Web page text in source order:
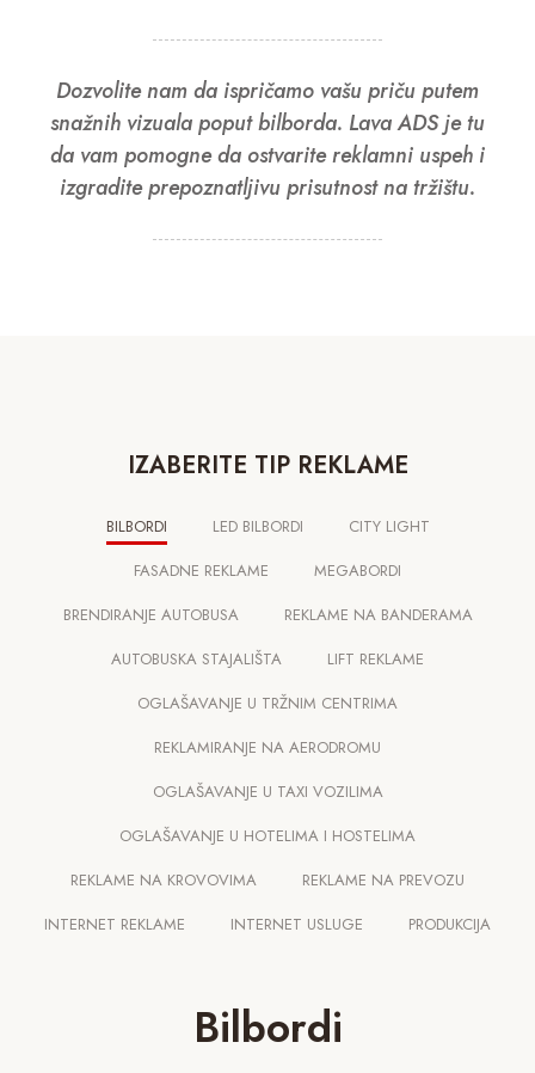
Dozvolite nam da ispričamo vašu priču putem
snažnih vizuala poput bilborda. Lava ADS je tu
da vam pomogne da ostvarite reklamni uspeh i
izgradite prepoznatljivu prisutnost na tržištu.
IZABERITE TIP REKLAME
BILBORDI LED BILBORDI
CITY LIGHT
FASADNE REKLAME
MEGABORDI
BRENDIRANJE AUTOBUSA
REKLAME NA BANDERAMA
AUTOBUSKA STAJALIŠTA
LIFT REKLAME
OGLAŠAVANJE U TRŽNIM CENTRIMA
REKLAMIRANJE NA AERODROMU
OGLAŠAVANJE U TAXI VOZILIMA
OGLAŠAVANJE U HOTELIMA I HOSTELIMA
REKLAME NA KROVOVIMA
REKLAME NA PREVOZU
INTERNET REKLAME
INTERNET USLUGE PRODUKCIJA
Bilbordi